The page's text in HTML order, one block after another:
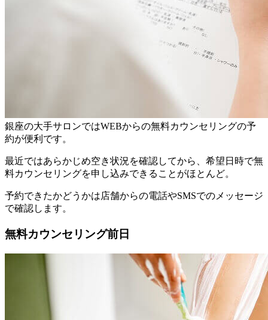
銀座の大手サロンではWEBからの無料カウンセリングの予
約が便利 です。
最近ではあらかじめ空き状況を確認してから、希望日時で無
料カウンセリングを申し込みできることがほとんど。
予約できたかどうかは店舗からの電話やSMSでのメッセージ
で確認します。
無料カウンセリング前日